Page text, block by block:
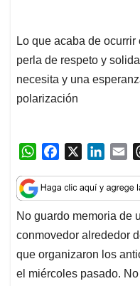
Lo que acaba de
perla de respeto y
necesita y una
polarización
W
a
t
s
A
p
p
c
e
b
o
o
k
n
k
e
d
I
n
a
i
l
No guardo memoria de
conmovedor alrededor
que organizaron los
el miércoles pasado.